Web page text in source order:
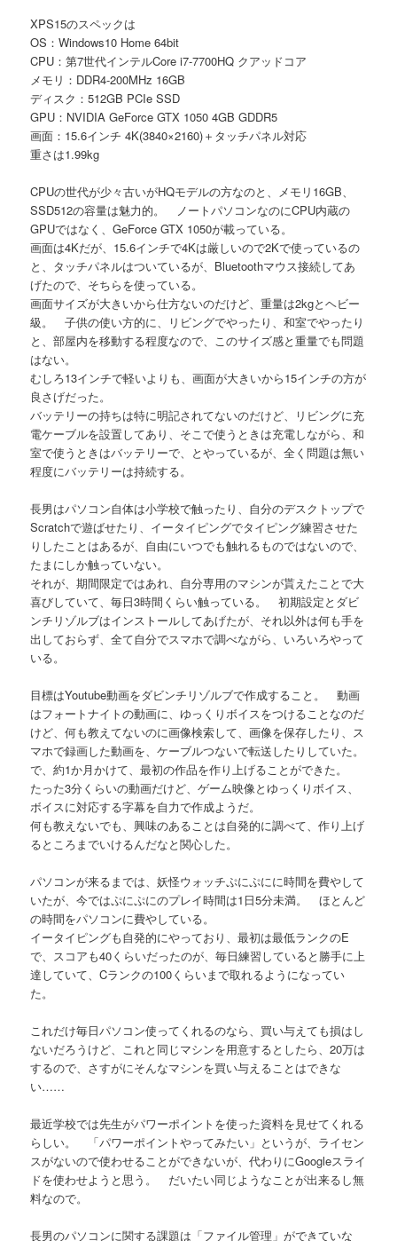
XPS15のスペックは
OS：Windows10 Home 64bit
CPU：第7世代インテルCore i7-7700HQ クアッドコア
メモリ：DDR4-200MHz 16GB
ディスク：512GB PCIe SSD
GPU：NVIDIA GeForce GTX 1050 4GB GDDR5
画面：15.6インチ 4K(3840×2160)＋タッチパネル対応
重さは1.99kg
CPUの世代が少々古いがHQモデルの方なのと、メモリ16GB、
SSD512の容量は魅力的。 ノートパソコンなのにCPU内蔵の
GPUではなく、GeForce GTX 1050が載っている。
画面は4Kだが、15.6インチで4Kは厳しいので2Kで使っているの
と、タッチパネルはついているが、Bluetoothマウス接続してあ
げたので、そちらを使っている。
画面サイズが大きいから仕方ないのだけど、重量は2kgとヘビー
級。 子供の使い方的に、リビングでやったり、和室でやったり
と、部屋内を移動する程度なので、このサイズ感と重量でも問題
はない。
むしろ13インチで軽いよりも、画面が大きいから15インチの方が
良さげだった。
バッテリーの持ちは特に明記されてないのだけど、リビングに充
電ケーブルを設置してあり、そこで使うときは充電しながら、和
室で使うときはバッテリーで、とやっているが、全く問題は無い
程度にバッテリーは持続する。
長男はパソコン自体は小学校で触ったり、自分のデスクトップで
Scratchで遊ばせたり、イータイピングでタイピング練習させた
りしたことはあるが、自由にいつでも触れるものではないので、
たまにしか触っていない。
それが、期間限定ではあれ、自分専用のマシンが貰えたことで大
喜びしていて、毎日3時間くらい触っている。 初期設定とダビ
ンチリゾルブはインストールしてあげたが、それ以外は何も手を
出しておらず、全て自分でスマホで調べながら、いろいろやって
いる。
目標はYoutube動画をダビンチリゾルブで作成すること。 動画
はフォートナイトの動画に、ゆっくりボイスをつけることなのだ
けど、何も教えてないのに画像検索して、画像を保存したり、ス
マホで録画した動画を、ケーブルつないで転送したりしていた。
で、約1か月かけて、最初の作品を作り上げることができた。
たった3分くらいの動画だけど、ゲーム映像とゆっくりボイス、
ボイスに対応する字幕を自力で作成ようだ。
何も教えないでも、興味のあることは自発的に調べて、作り上げ
るところまでいけるんだなと関心した。
パソコンが来るまでは、妖怪ウォッチぷにぷにに時間を費やして
いたが、今ではぷにぷにのプレイ時間は1日5分未満。 ほとんど
の時間をパソコンに費やしている。
イータイピングも自発的にやっており、最初は最低ランクのE
で、スコアも40くらいだったのが、毎日練習していると勝手に上
達していて、Cランクの100くらいまで取れるようになってい
た。
これだけ毎日パソコン使ってくれるのなら、買い与えても損はし
ないだろうけど、これと同じマシンを用意するとしたら、20万は
するので、さすがにそんなマシンを買い与えることはできな
い……
最近学校では先生がパワーポイントを使った資料を見せてくれる
らしい。 「パワーポイントやってみたい」というが、ライセン
スがないので使わせることができないが、代わりにGoogleスライ
ドを使わせようと思う。 だいたい同じようなことが出来るし無
料なので。
長男のパソコンに関する課題は「ファイル管理」ができていな